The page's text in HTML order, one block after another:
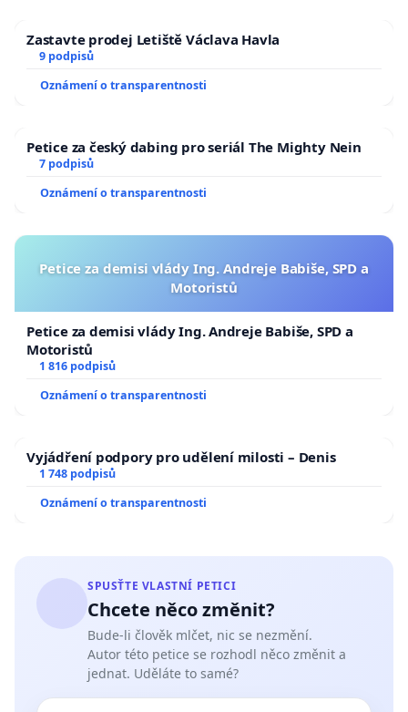
Zastavte prodej Letiště Václava Havla
9 podpisů
Oznámení o transparentnosti
Petice za český dabing pro seriál The Mighty Nein
7 podpisů
Oznámení o transparentnosti
Petice za demisi vlády Ing. Andreje Babiše, SPD a
Motoristů
Petice za demisi vlády Ing. Andreje Babiše, SPD a
Motoristů
1 816 podpisů
Oznámení o transparentnosti
Vyjádření podpory pro udělení milosti – Denis
1 748 podpisů
Oznámení o transparentnosti
SPUSŤTE VLASTNÍ PETICI
Chcete něco změnit?
Bude-li člověk mlčet, nic se nezmění.
Autor této petice se rozhodl něco změnit a
jednat. Uděláte to samé?